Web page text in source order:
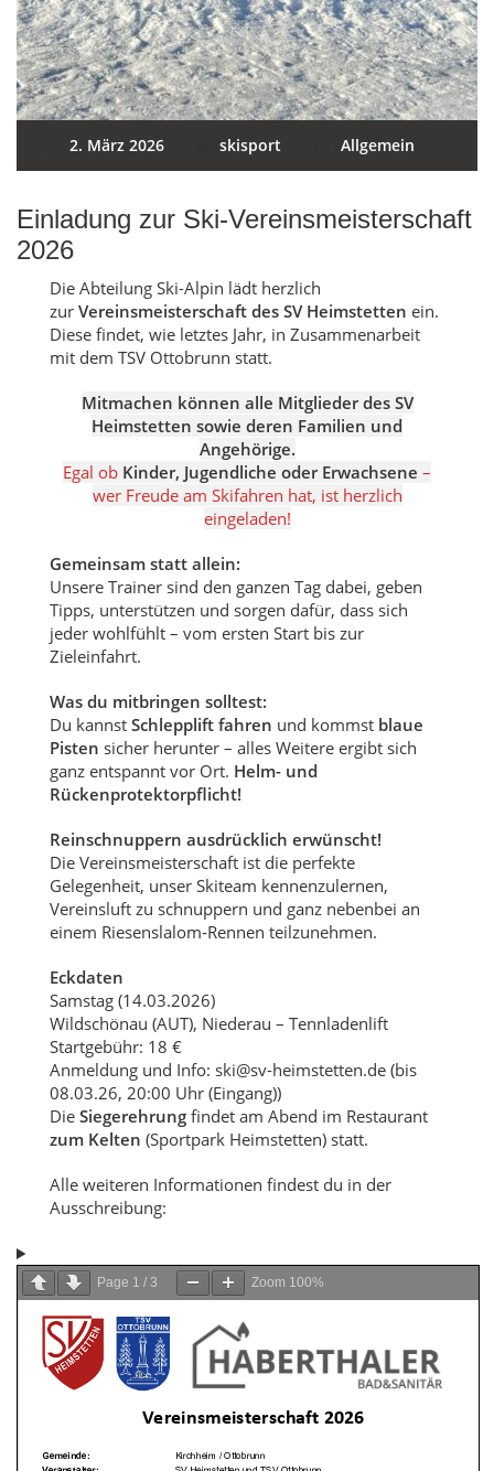
2. März 2026 skisport Allgemein
Einladung zur Ski-Vereinsmeisterschaft
2026
Die Abteilung Ski-Alpin lädt herzlich
zur Vereinsmeisterschaft des SV Heimstetten ein.
Diese findet, wie letztes Jahr, in Zusammenarbeit
mit dem TSV Ottobrunn statt.
Mitmachen können alle Mitglieder des SV
Heimstetten sowie deren Familien und
Angehörige.
Egal ob Kinder, Jugendliche oder Erwachsene –
wer Freude am Skifahren hat, ist herzlich
eingeladen!
Gemeinsam statt allein:
Unsere Trainer sind den ganzen Tag dabei, geben
Tipps, unterstützen und sorgen dafür, dass sich
jeder wohlfühlt – vom ersten Start bis zur
Zieleinfahrt.
Was du mitbringen solltest:
Du kannst Schlepplift fahren und kommst blaue
Pisten sicher herunter – alles Weitere ergibt sich
ganz entspannt vor Ort. Helm- und
Rückenprotektorpflicht!
Reinschnuppern ausdrücklich erwünscht!
Die Vereinsmeisterschaft ist die perfekte
Gelegenheit, unser Skiteam kennenzulernen,
Vereinsluft zu schnuppern und ganz nebenbei an
einem Riesenslalom‑Rennen teilzunehmen.
Eckdaten
Samstag (14.03.2026)
Wildschönau (AUT), Niederau – Tennladenlift
Startgebühr: 18 €
Anmeldung und Info: ski@sv-heimstetten.de (bis
08.03.26, 20:00 Uhr (Eingang))
Die Siegerehrung findet am Abend im Restaurant
zum Kelten (Sportpark Heimstetten) statt.
Alle weiteren Informationen findest du in der
Ausschreibung:
Page 1 / 3 Zoom 100%